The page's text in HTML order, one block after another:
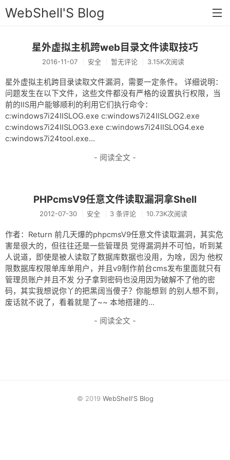
WebShell'S Blog
首页
安全
新闻
技术
工具
链接
留言
网盘
Rss
星外虚拟主机跨web目录文件读取技巧
2016-11-07 安全 暂无评论 3.15K次阅读
星外虚拟主机跨目录读取文件漏洞，需要一定条件。 详细说明：
问题发生在以下文件，这些文件都没有严格的设置执行权限，当
前的IIS用户能够顺利的利用它们执行命令：
c:windows7i24IISLOG.exe c:windows7i24IISLOG2.exe
c:windows7i24IISLOG3.exe c:windows7i24IISLOG4.exe
c:windows7i24tool.exe...
- 阅读全文 -
PHPcmsV9任意文件读取漏洞拿Shell
2012-07-30 安全 3 条评论 10.73K次阅读
作者：Return 前几天爆的phpcmsV9任意文件读取漏洞，其实危
害是很大的，但往往还是一些管理员 觉得漏洞并不可怕，听到某
人说道，即使是被人读取了数据库数据也没用，为啥，因为 他权
限数据库权限单库单用户，并且v9制作前台cms发布里面就只有
管理员账户并且不发 分子拿到密码也没用因为破解不了他的密
码，其实我想说你丫的把黑阔当傻子？你能想到 的别人想不到，
废话就不说了，看着就是了~~ 本地搭建的...
- 阅读全文 -
© 2019 WebShell'S Blog